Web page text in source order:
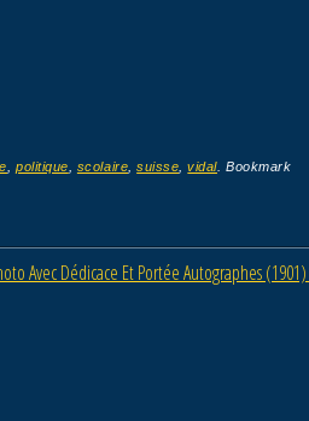
,politique scolaire ,suisse ,vidal. Bookmark
Avec Dédicace Et Portée Autographes (1901)